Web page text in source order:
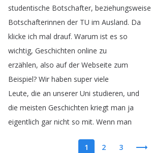
studentische Botschafter, beziehungsweise
Botschafterinnen der TU im Ausland. Da
klicke ich mal drauf. Warum ist es so
wichtig, Geschichten online zu
erzählen, also auf der Webseite zum
Beispiel? Wir haben super viele
Leute, die an unserer Uni studieren, und
die meisten Geschichten kriegt man ja
eigentlich gar nicht so mit. Wenn man
1 2 3